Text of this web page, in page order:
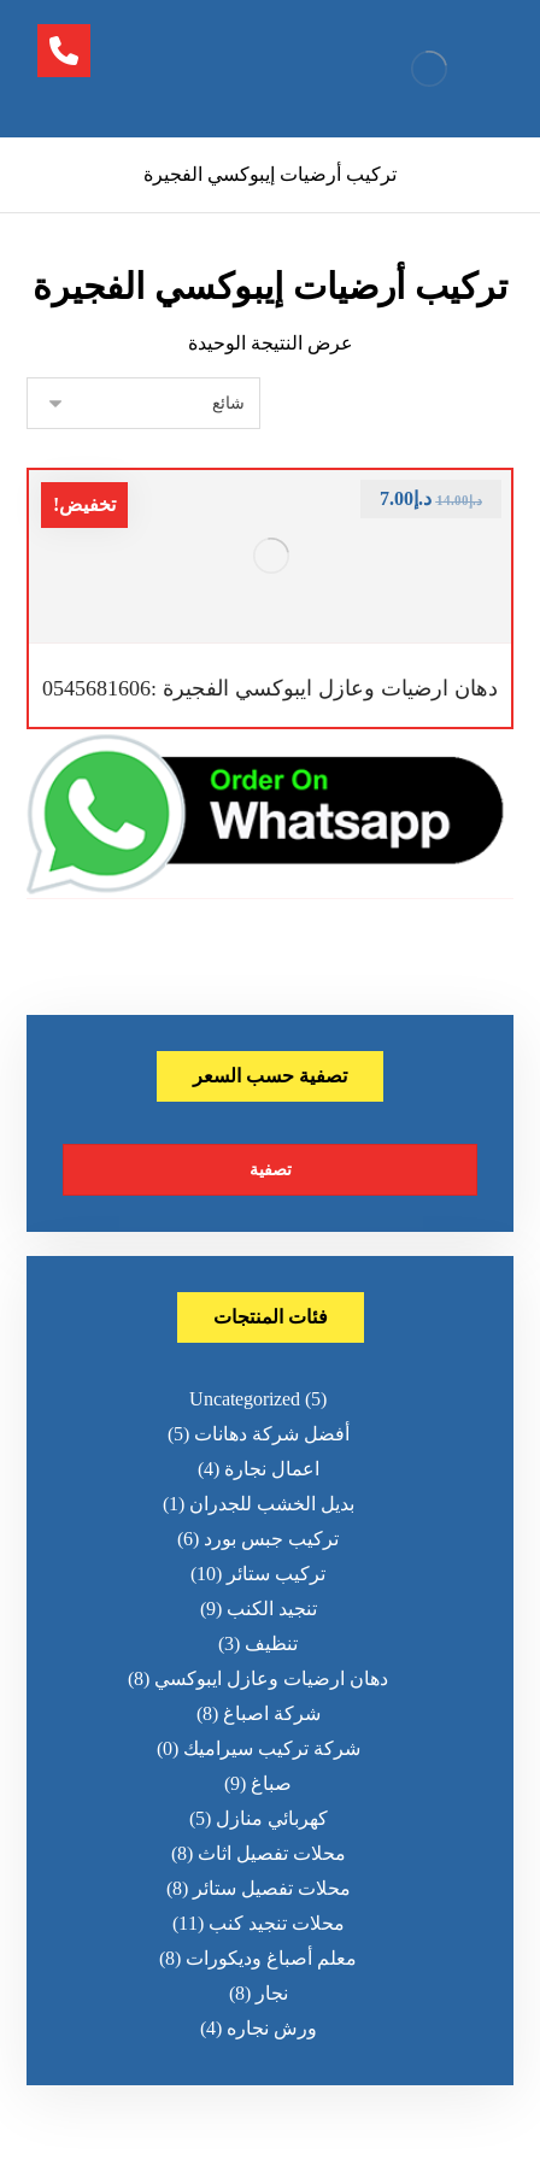
تركيب أرضيات إيبوكسي الفجيرة
تركيب أرضيات إيبوكسي الفجيرة
عرض النتيجة الوحيدة
تخفيض!
دهان ارضيات وعازل ايبوكسي الفجيرة :0545681606
د.إ14.00 د.إ7.00
تصفية حسب السعر
تصفية
فئات المنتجات
Uncategorized (5)
أفضل شركة دهانات (5)
اعمال نجارة (4)
بديل الخشب للجدران (1)
تركيب جبس بورد (6)
تركيب ستائر (10)
تنجيد الكنب (9)
تنظيف (3)
دهان ارضيات وعازل ايبوكسي (8)
شركة اصباغ (8)
شركة تركيب سيراميك (0)
صباغ (9)
كهربائي منازل (5)
محلات تفصيل اثاث (8)
محلات تفصيل ستائر (8)
محلات تنجيد كنب (11)
معلم أصباغ وديكورات (8)
نجار (8)
ورش نجاره (4)